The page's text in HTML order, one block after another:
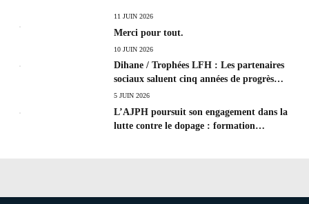
11 JUIN 2026
Merci pour tout.
10 JUIN 2026
Dihane / Trophées LFH : Les partenaires
sociaux saluent cinq années de progrès
social et les efforts à poursuivre !
5 JUIN 2026
L’AJPH poursuit son engagement dans la
lutte contre le dopage : formation